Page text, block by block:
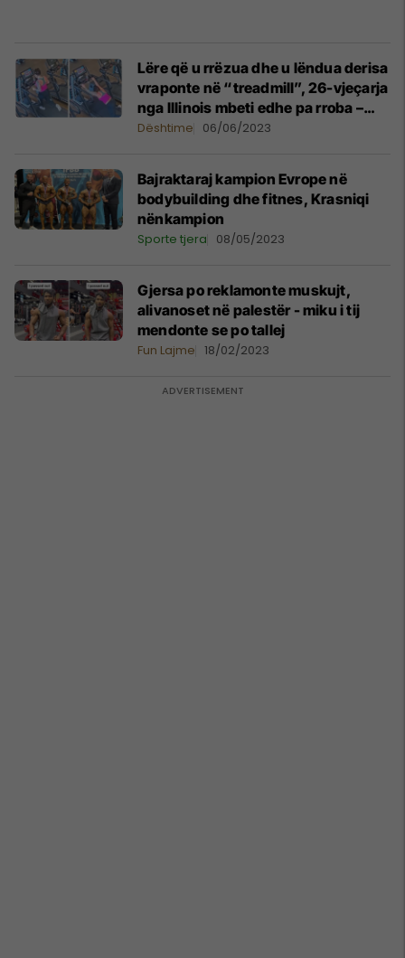
Lëre që u rrëzua dhe u lëndua derisa
vraponte në “treadmill”, 26-vjeçarja
nga Illinois mbeti edhe pa rroba –
pamjet bëhen virale
Dështime 06/06/2023
Bajraktaraj kampion Evrope në
bodybuilding dhe fitnes, Krasniqi
nënkampion
Sporte tjera 08/05/2023
Gjersa po reklamonte muskujt,
alivanoset në palestër - miku i tij
mendonte se po tallej
Fun Lajme 18/02/2023